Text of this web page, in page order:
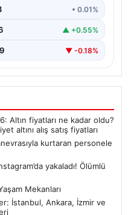
• 0.01%
▲ +0.55%
▼ -0.18%
Altın fiyatları ne kadar oldu?
altını alış satış fiyatları
kurtaran personele
yakaladı! Ölümlü
Mekanları
İstanbul, Ankara, İzmir ve